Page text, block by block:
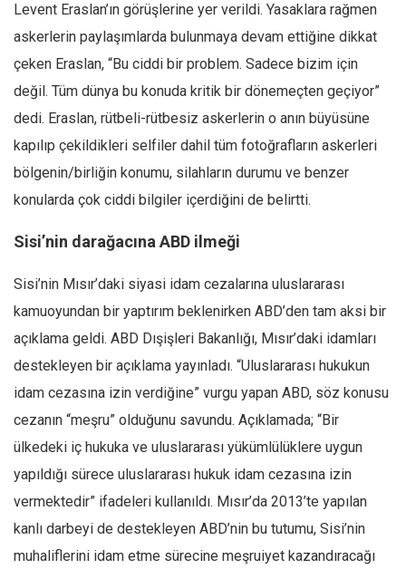
Levent Eraslan’ın görüşlerine yer verildi. Yasaklara rağmen
askerlerin paylaşımlarda bulunmaya devam ettiğine dikkat
çeken Eraslan, “Bu ciddi bir problem. Sadece bizim için
değil. Tüm dünya bu konuda kritik bir dönemeçten geçiyor”
dedi. Eraslan, rütbeli-rütbesiz askerlerin o anın büyüsüne
kapılıp çekildikleri selfiler dahil tüm fotoğrafların askerleri
bölgenin/birliğin konumu, silahların durumu ve benzer
konularda çok ciddi bilgiler içerdiğini de belirtti.
Sisi’nin darağacına ABD ilmeği
Sisi’nin Mısır’daki siyasi idam cezalarına uluslararası
kamuoyundan bir yaptırım beklenirken ABD’den tam aksi bir
açıklama geldi. ABD Dışişleri Bakanlığı, Mısır’daki idamları
destekleyen bir açıklama yayınladı. “Uluslararası hukukun
idam cezasına izin verdiğine” vurgu yapan ABD, söz konusu
cezanın “meşru” olduğunu savundu. Açıklamada; “Bir
ülkedeki iç hukuka ve uluslararası yükümlülüklere uygun
yapıldığı sürece uluslararası hukuk idam cezasına izin
vermektedir” ifadeleri kullanıldı. Mısır’da 2013’te yapılan
kanlı darbeyi de destekleyen ABD’nin bu tutumu, Sisi’nin
muhaliflerini idam etme sürecine meşruiyet kazandıracağı